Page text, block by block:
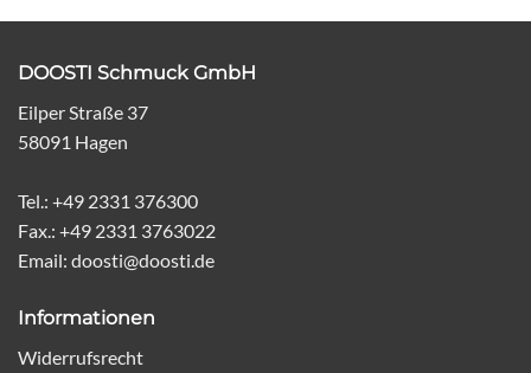
DOOSTI Schmuck GmbH
Eilper Straße 37
58091 Hagen
Tel.: +49 2331 376300
Fax.: +49 2331 3763022
Email: doosti@doosti.de
Informationen
Widerrufsrecht